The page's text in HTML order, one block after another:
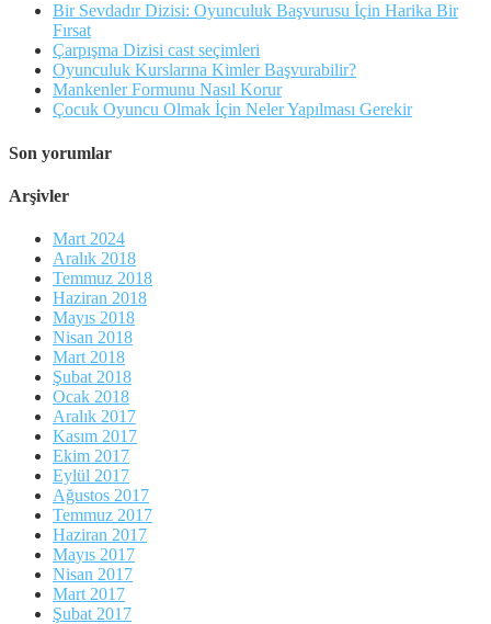
Bir Sevdadır Dizisi: Oyunculuk Başvurusu İçin Harika Bir
Fırsat
Çarpışma Dizisi cast seçimleri
Oyunculuk Kurslarına Kimler Başvurabilir?
Mankenler Formunu Nasıl Korur
Çocuk Oyuncu Olmak İçin Neler Yapılması Gerekir
Son yorumlar
Arşivler
Mart 2024
Aralık 2018
Temmuz 2018
Haziran 2018
Mayıs 2018
Nisan 2018
Mart 2018
Şubat 2018
Ocak 2018
Aralık 2017
Kasım 2017
Ekim 2017
Eylül 2017
Ağustos 2017
Temmuz 2017
Haziran 2017
Mayıs 2017
Nisan 2017
Mart 2017
Şubat 2017